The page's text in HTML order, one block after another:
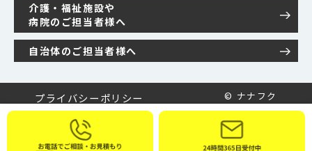
介護・福祉施設や
病院のご担当者様へ
自治体のご担当者様へ
プライバシーポリシー © ナナフク